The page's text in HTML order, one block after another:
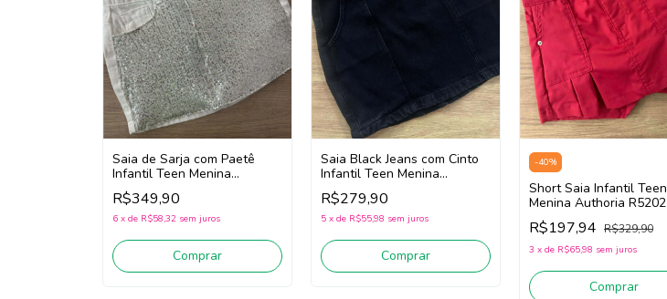
Saia de Sarja com Paetê
Infantil Teen Menina
Authoria R4742 (Off
White/Prata)
R$349,90
6 x de R$58,32 sem juros
Comprar
Saia Black Jeans com Cinto
Infantil Teen Menina
Authoria R5187 (Preto)
R$279,90
5 x de R$55,98 sem juros
Comprar
-40%
Short Saia Infantil Teen
Menina Authoria R5202
(Vermelho)
R$197,94 R$329,90
3 x de R$65,98 sem juros
Comprar